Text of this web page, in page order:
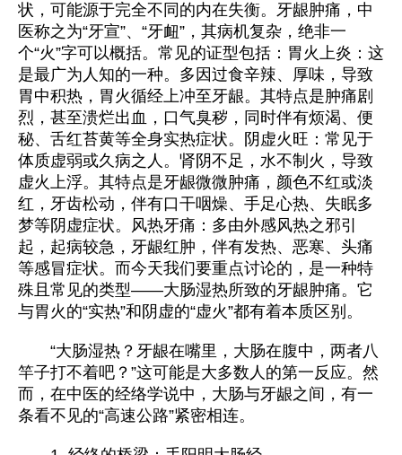
状，可能源于完全不同的内在失衡。牙龈肿痛，中
医称之为“牙宣”、“牙衄”，其病机复杂，绝非一
个“火”字可以概括。常见的证型包括：胃火上炎：这
是最广为人知的一种。多因过食辛辣、厚味，导致
胃中积热，胃火循经上冲至牙龈。其特点是肿痛剧
烈，甚至溃烂出血，口气臭秽，同时伴有烦渴、便
秘、舌红苔黄等全身实热症状。阴虚火旺：常见于
体质虚弱或久病之人。肾阴不足，水不制火，导致
虚火上浮。其特点是牙龈微微肿痛，颜色不红或淡
红，牙齿松动，伴有口干咽燥、手足心热、失眠多
梦等阴虚症状。风热牙痛：多由外感风热之邪引
起，起病较急，牙龈红肿，伴有发热、恶寒、头痛
等感冒症状。而今天我们要重点讨论的，是一种特
殊且常见的类型——大肠湿热所致的牙龈肿痛。它
与胃火的“实热”和阴虚的“虚火”都有着本质区别。
“大肠湿热？牙龈在嘴里，大肠在腹中，两者八
竿子打不着吧？”这可能是大多数人的第一反应。然
而，在中医的经络学说中，大肠与牙龈之间，有一
条看不见的“高速公路”紧密相连。